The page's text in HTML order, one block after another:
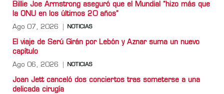
Billie Joe Armstrong aseguró que el Mundial “hizo más que
la ONU en los últimos 20 años”
Ago 07, 2026 NOTICIAS
El viaje de Serú Girán por Lebón y Aznar suma un nuevo
capítulo
Ago 06, 2026 NOTICIAS
Joan Jett canceló dos conciertos tras someterse a una
delicada cirugía